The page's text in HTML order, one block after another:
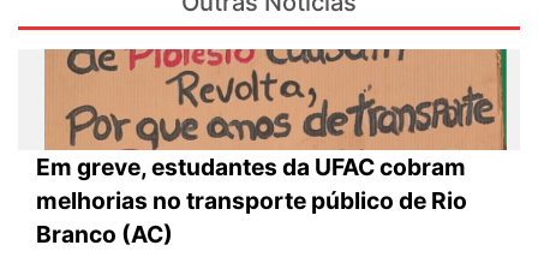
Em greve, estudantes da UFAC cobram
melhorias no transporte público de Rio
Branco (AC)